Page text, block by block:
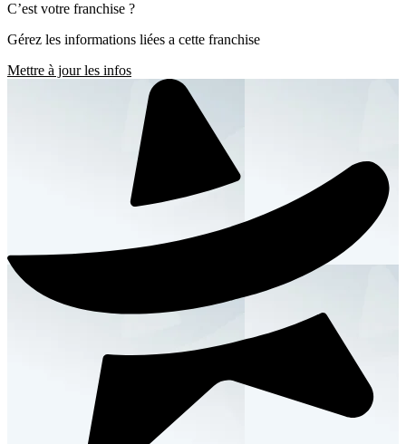
C’est votre franchise ?
Gérez les informations liées a cette franchise
Mettre à jour les infos